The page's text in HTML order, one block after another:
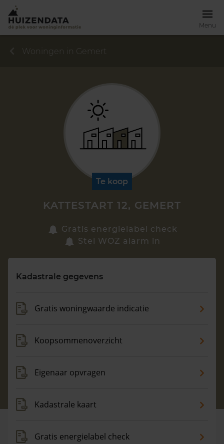
Menu
Zoek een woning
Maandag t/m vrijdag - 08:00 -18:00
Woningen in Gemert
Te koop
KATTESTART 12, GEMERT
Gratis energielabel check
Stel WOZ alarm in
Kadastrale gegevens
Gratis woningwaarde indicatie
Koopsommenoverzicht
Eigenaar opvragen
Kadastrale kaart
Gratis energielabel check